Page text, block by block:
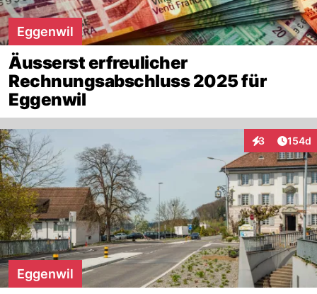
Eggenwil
Äusserst erfreulicher
Rechnungsabschluss 2025 für
Eggenwil
3
Interaktionen
154d
Eggenwil